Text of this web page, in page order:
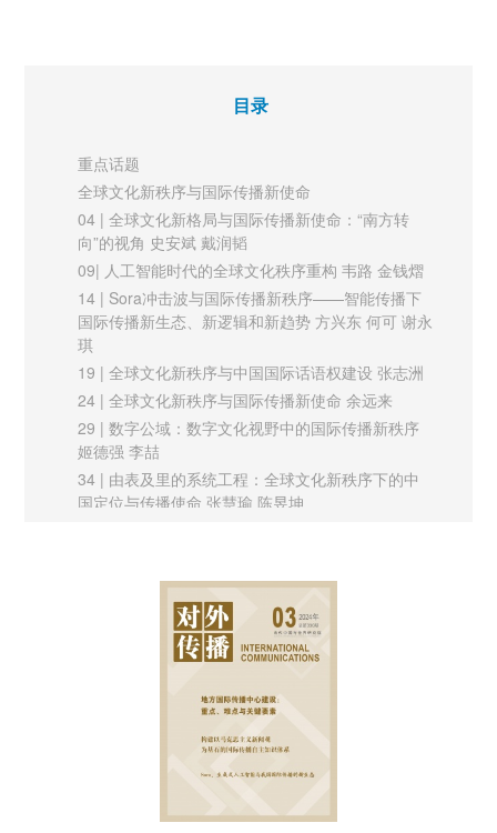
在全球化日益深入的背景下，形成城市自身独特的品牌和传播力
是城市化实践中的重要一环。城市形象越来越成为衡量城市全球
竞争力特别是文化软实力的重要指标。挖掘城市自身的文化优
势，并通过艺术传播的加持，形成可感知和可认知的城市品牌价
值内涵，提升城市形象的独特性与吸引力，已成为城市国际传
播、构建城市全球竞争优势的重要方面。城市品牌及其传播力建
设，既要有艺术的想象，也要有科学的路径和方法，特别是艺术
思维、艺术思想和艺术方法，在城市品牌塑造和国际传播中发挥
作为“人民足球”的“村超”：本土媒介景观的塑造路径及其启示
界，成为中国本土媒体奇观全球传播具有较强代表性的案例。中
国式现代化是人口规模巨大的现代化，是全体人民共同富裕的现
代化，是最为典型的人民故事。因此，中国生产的替代性景观，
型画卷。依托媒体奇观/景观理论来分析，作为“人民足球”的“村
超”综合了此岸与彼岸、解构与重构、迎合与抵抗等不同维度，
体现了策划者的造景思维，刺破超级景观的包围，在西方主导的
景观霸权中探索出一条突围之路，对中国国际传播有较强启示意
目录
重点话题
全球文化新秩序与国际传播新使命
04 | 全球文化新格局与国际传播新使命：“南方转
向”的视角 史安斌 戴润韬
09| 人工智能时代的全球文化秩序重构 韦路 金钱熠
14 | Sora冲击波与国际传播新秩序——智能传播下
国际传播新生态、新逻辑和新趋势 方兴东 何可 谢永
琪
19 | 全球文化新秩序与中国国际话语权建设 张志洲
24 | 全球文化新秩序与国际传播新使命 余远来
29 | 数字公域：数字文化视野中的国际传播新秩序
姬德强 李喆
34 | 由表及里的系统工程：全球文化新秩序下的中
国定位与传播使命 张慧瑜 陈昱坤
43 | 城市品牌国际传播中的艺术思维和艺术路径 眭
48 | 作为“人民足球”的“村超”：本土媒介景观的塑造
53 | 新时代城市形象刊物国际传播的创新路径——
以《北京》杂志为例 卜颖颖 林宏宇
62 | 人类命运共同体理念对周边国家的传播 周嘉颖